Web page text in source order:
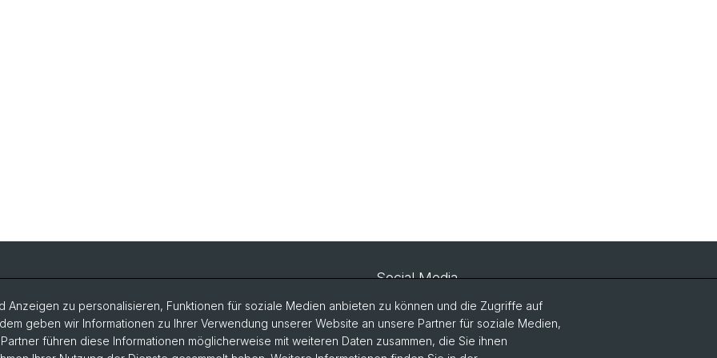
Social Media
LinkedIn
Anzeigen zu personalisieren, Funktionen für soziale Medien anbieten zu können und die Zugriffe auf
geben wir Informationen zu Ihrer Verwendung unserer Website an unsere Partner für soziale Medien,
führen diese Informationen möglicherweise mit weiteren Daten zusammen, die Sie ihnen